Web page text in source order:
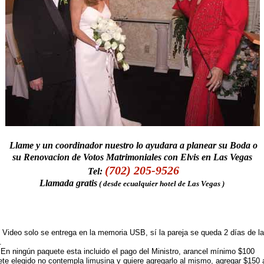
Llame y un coordinador nuestro lo ayudara a planear su Boda o
su Renovacion de Votos Matrimoniales con Elvis en Las Vegas
Tel: (702) 205-9526
Llamada gratis ( desde ecualquier hotel de Las Vegas )
solo se entrega en la memoria USB, sí la pareja se queda 2 días de la
ningún paquete esta incluido el pago del Ministro, arancel mínimo $100
elegido no contempla limusina y quiere agregarlo al mismo, agregar $150